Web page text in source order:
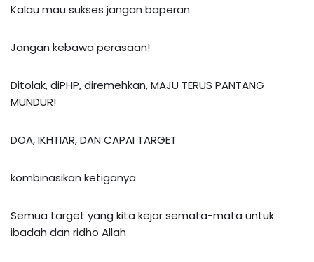
Kalau mau sukses jangan baperan
Jangan kebawa perasaan!
Ditolak, diPHP, diremehkan, MAJU TERUS PANTANG
MUNDUR!
DOA, IKHTIAR, DAN CAPAI TARGET
kombinasikan ketiganya
Semua target yang kita kejar semata-mata untuk
ibadah dan ridho Allah